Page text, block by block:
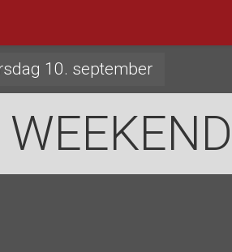
10. september